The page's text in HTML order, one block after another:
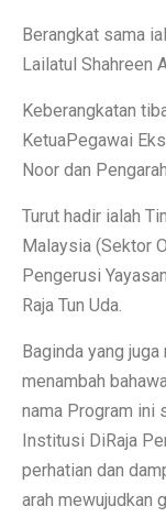
Berangkat sama
Lailatul Shahreen
Keberangkatan
KetuaPegawai
Noor dan
Turut hadir ialah
Malaysia (Sektor
Pengerusi
Raja Tun Uda.
Baginda yang
menambah
nama Program ini
Institusi DiRaja
perhatian dan
arah mewujudkan